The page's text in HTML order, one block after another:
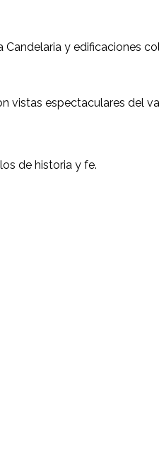
y edificaciones
vistas espectaculares del
de historia y fe.